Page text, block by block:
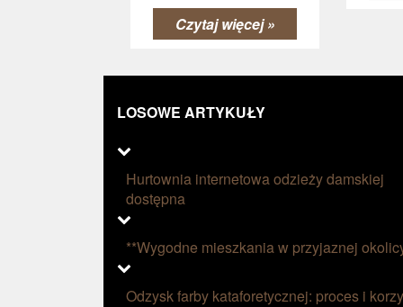
Czytaj więcej »
LOSOWE ARTYKUŁY
Hurtownia internetowa odzieży damskiej
dostępna
**Wygodne mieszkania w przyjaznej
Odzysk farby kataforetycznej: proces i